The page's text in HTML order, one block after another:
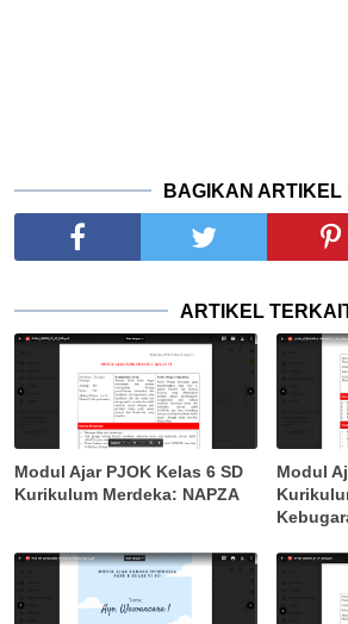
BAGIKAN ARTIKEL
ARTIKEL
Modul Ajar PJOK Kelas 6 SD
Kurikulum Merdeka: NAPZA
Modul